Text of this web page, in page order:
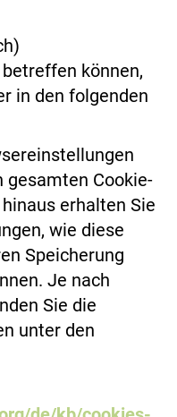
können,
in den folgenden
gesamten Cookie-
erhalten Sie
wie diese
Speicherung
Je nach
Sie die
unter den